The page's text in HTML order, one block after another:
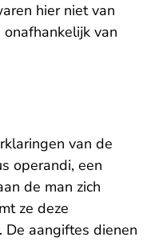
hier niet van
van
van de
operandi, een
de man zich
ze deze
aangiftes dienen